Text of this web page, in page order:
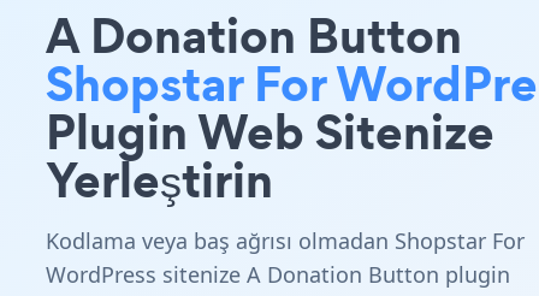
A Donation Button
Shopstar For
Plugin Web Sitenize
Yerleştirin
Kodlama veya baş ağrısı olmadan Shopstar For
WordPress sitenize A Donation Button plugin